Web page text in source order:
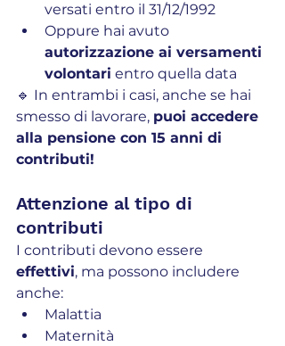
versati entro il 31/12/1992
Oppure hai avuto
autorizzazione ai versamenti
volontari entro quella data
🔹 In entrambi i casi, anche se hai
smesso di lavorare, puoi accedere
alla pensione con 15 anni di
contributi!
Attenzione al tipo di
contributi
I contributi devono essere
effettivi, ma possono includere
anche:
Malattia
Maternità